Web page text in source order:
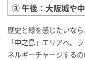
③ 午後：大阪城や
歴史と緑を感じたいな
「中之島」エリアへ。
ネルギーチャージするの